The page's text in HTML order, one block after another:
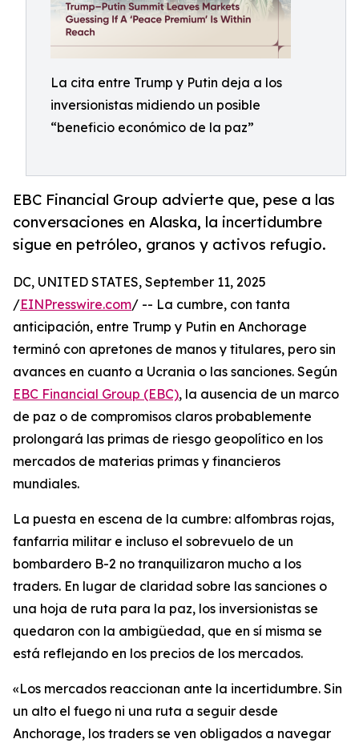
La cita entre Trump y Putin deja a los
inversionistas midiendo un posible
“beneficio económico de la paz”
EBC Financial Group advierte que, pese a las
conversaciones en Alaska, la incertidumbre
sigue en petróleo, granos y activos refugio.
DC, UNITED STATES, September 11, 2025
/EINPresswire.com/ -- La cumbre, con tanta
anticipación, entre Trump y Putin en Anchorage
terminó con apretones de manos y titulares, pero sin
avances en cuanto a Ucrania o las sanciones. Según
EBC Financial Group (EBC), la ausencia de un marco
de paz o de compromisos claros probablemente
prolongará las primas de riesgo geopolítico en los
mercados de materias primas y financieros
mundiales.
La puesta en escena de la cumbre: alfombras rojas,
fanfarria militar e incluso el sobrevuelo de un
bombardero B-2 no tranquilizaron mucho a los
traders. En lugar de claridad sobre las sanciones o
una hoja de ruta para la paz, los inversionistas se
quedaron con la ambigüedad, que en sí misma se
está reflejando en los precios de los mercados.
«Los mercados reaccionan ante la incertidumbre. Sin
un alto el fuego ni una ruta a seguir desde
Anchorage, los traders se ven obligados a navegar